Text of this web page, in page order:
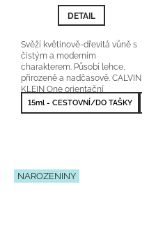
z
5
DETAIL
Svěží květinově-dřevitá vůně s
čistým a moderním
charakterem. Působí lehce,
přirozeně a nadčasově. CALVIN
KLEIN One orientační
cena:700-1200Kč/100ml 25 %
vonné esence
15ml - CESTOVNÍ/DO TAŠKY
NAROZENINY